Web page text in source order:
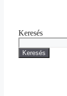
Keresés
Keresés